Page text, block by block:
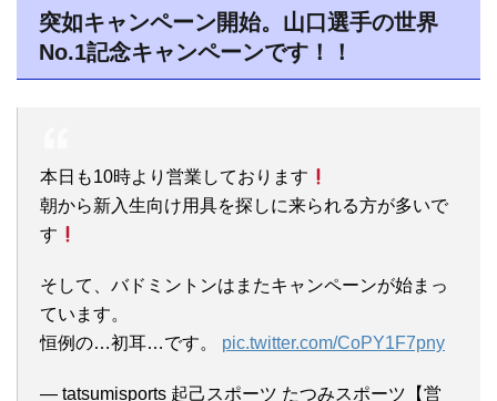
突如キャンペーン開始。山口選手の世界
No.1記念キャンペーンです！！
本日も10時より営業しております
朝から新入生向け用具を探しに来られる方が多いで
す
そして、バドミントンはまたキャンペーンが始まっ
ています。
恒例の…初耳…です。 pic.twitter.com/CoPY1F7pny
— tatsumisports 起己スポーツ たつみスポーツ【営